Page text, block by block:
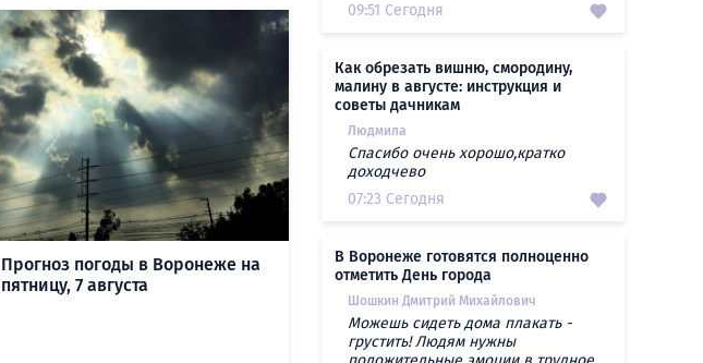
Прогноз погоды в Воронеже на
пятницу, 7 августа
09:51 Сегодня
Как обрезать вишню, смородину,
малину в августе: инструкция и
советы дачникам
Людмила
Спасибо очень хорошо,кратко
доходчево
07:23 Сегодня
В Воронеже готовятся полноценно
отметить День города
Шошкин Дмитрий Михайлович
Можешь сидеть дома плакать -
грустить! Людям нужны